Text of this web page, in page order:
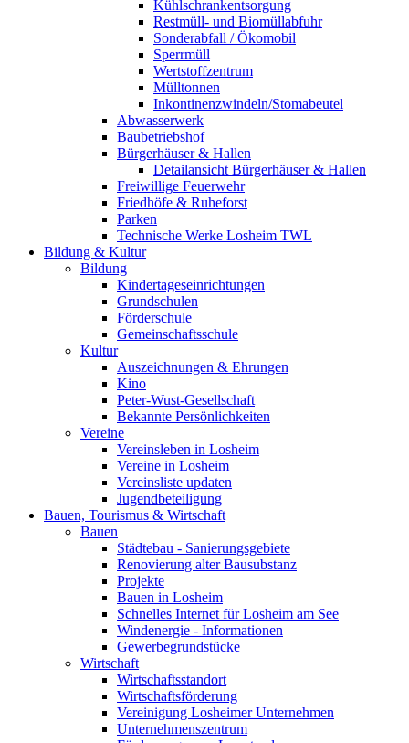
Kühlschrankentsorgung
Restmüll- und Biomüllabfuhr
Sonderabfall / Ökomobil
Sperrmüll
Wertstoffzentrum
Mülltonnen
Inkontinenzwindeln/Stomabeutel
Abwasserwerk
Baubetriebshof
Bürgerhäuser & Hallen
Detailansicht Bürgerhäuser & Hallen
Freiwillige Feuerwehr
Friedhöfe & Ruheforst
Parken
Technische Werke Losheim TWL
Bildung & Kultur
Bildung
Kindertageseinrichtungen
Grundschulen
Förderschule
Gemeinschaftsschule
Kultur
Auszeichnungen & Ehrungen
Kino
Peter-Wust-Gesellschaft
Bekannte Persönlichkeiten
Vereine
Vereinsleben in Losheim
Vereine in Losheim
Vereinsliste updaten
Jugendbeteiligung
Bauen, Tourismus & Wirtschaft
Bauen
Städtebau - Sanierungsgebiete
Renovierung alter Bausubstanz
Projekte
Bauen in Losheim
Schnelles Internet für Losheim am See
Windenergie - Informationen
Gewerbegrundstücke
Wirtschaft
Wirtschaftsstandort
Wirtschaftsförderung
Vereinigung Losheimer Unternehmen
Unternehmenszentrum